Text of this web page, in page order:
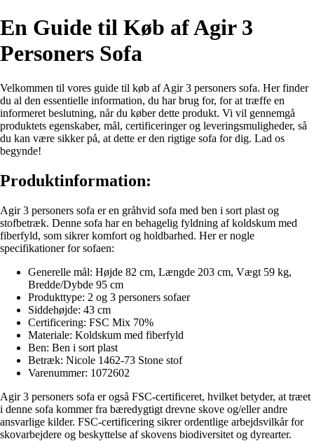
En Guide til Køb af Agir 3
Personers Sofa
Velkommen til vores guide til køb af Agir 3 personers sofa. Her finder
du al den essentielle information, du har brug for, for at træffe en
informeret beslutning, når du køber dette produkt. Vi vil gennemgå
produktets egenskaber, mål, certificeringer og leveringsmuligheder, så
du kan være sikker på, at dette er den rigtige sofa for dig. Lad os
begynde!
Produktinformation:
Agir 3 personers sofa er en gråhvid sofa med ben i sort plast og
stofbetræk. Denne sofa har en behagelig fyldning af koldskum med
fiberfyld, som sikrer komfort og holdbarhed. Her er nogle
specifikationer for sofaen:
Generelle mål: Højde 82 cm, Længde 203 cm, Vægt 59 kg,
Bredde/Dybde 95 cm
Produkttype: 2 og 3 personers sofaer
Siddehøjde: 43 cm
Certificering: FSC Mix 70%
Materiale: Koldskum med fiberfyld
Ben: Ben i sort plast
Betræk: Nicole 1462-73 Stone stof
Varenummer: 1072602
Agir 3 personers sofa er også FSC-certificeret, hvilket betyder, at træet
i denne sofa kommer fra bæredygtigt drevne skove og/eller andre
ansvarlige kilder. FSC-certificering sikrer ordentlige arbejdsvilkår for
skovarbejdere og beskyttelse af skovens biodiversitet og dyrearter.